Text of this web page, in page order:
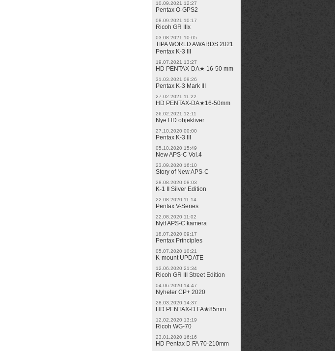
10.09.2021 12:27
Pentax O-GPS2
08.09.2021 10:17
Ricoh GR IIIx
03.08.2021 10:05
TIPA WORLD AWARDS 2021
Pentax K-3 III
19.07.2021 13:27
HD PENTAX-DA★ 16-50 mm
31.03.2021 09:26
Pentax K-3 Mark III
27.02.2021 11:22
HD PENTAX-DA★16-50mm
26.02.2021 12:11
Nye HD objektiver
27.10.2020 00:00
Pentax K-3 III
05.10.2020 15:49
New APS-C Vol.4
23.09.2020 16:10
Story of New APS-C
28.08.2020 08:03
K-1 II Silver Edition
22.08.2020 11:14
Pentax V-Series
22.08.2020 11:02
Nytt APS-C kamera
18.07.2020 09:17
Pentax Principles
05.07.2020 10:21
K-mount UPDATE
12.06.2020 21:34
Ricoh GR III Street Edition
04.06.2020 14:47
Nyheter CP+ 2020
28.03.2020 14:37
HD PENTAX-D FA★85mm
12.02.2020 13:19
Ricoh WG-70
23.01.2020 16:16
HD Pentax D FA 70-210mm